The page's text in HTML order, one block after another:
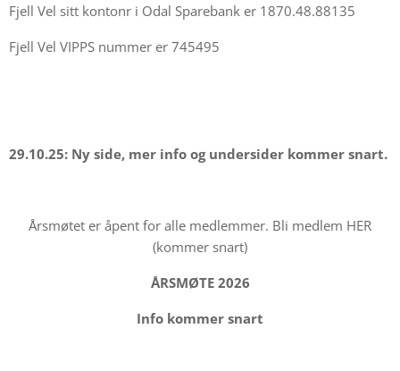
Fjell Vel sitt kontonr i Odal Sparebank er 1870.48.88135
Fjell Vel VIPPS nummer er 745495
29.10.25: Ny side, mer info og undersider kommer snart.
Årsmøtet er åpent for alle medlemmer. Bli medlem HER
(kommer snart)
ÅRSMØTE 2026
Info kommer snart